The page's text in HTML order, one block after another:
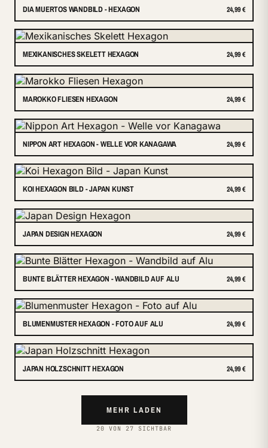
DIA MUERTOS WANDBILD - HEXAGON 24,99 €
MEXIKANISCHES SKELETT HEXAGON 24,99 €
MAROKKO FLIESEN HEXAGON 24,99 €
NIPPON ART HEXAGON - WELLE VOR KANAGAWA 24,99 €
KOI HEXAGON BILD - JAPAN KUNST 24,99 €
JAPAN DESIGN HEXAGON 24,99 €
BUNTE BLÄTTER HEXAGON - WANDBILD AUF ALU 24,99 €
BLUMENMUSTER HEXAGON - FOTO AUF ALU 24,99 €
JAPAN HOLZSCHNITT HEXAGON 24,99 €
MEHR LADEN
20 VON 27 SICHTBAR